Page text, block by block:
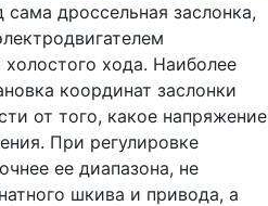
сама дроссельная заслонка,
хода. Наиболее
координат заслонки
от того, какое напряжение
При регулировке
ее диапазона, не
шкива и привода, а